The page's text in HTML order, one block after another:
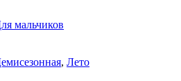
мальчиков
, Лето